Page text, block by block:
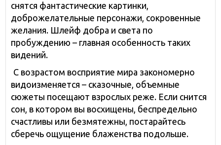
снятся фантастические картинки,
доброжелательные персонажи, сокровенные
желания. Шлейф добра и света по
пробуждению – главная особенность таких
видений.
С возрастом восприятие мира закономерно
видоизменяется – сказочные, объемные
сюжеты посещают взрослых реже. Если снится
сон, в котором вы восхищены, беспредельно
счастливы или безмятежны, постарайтесь
сберечь ощущение блаженства подольше.